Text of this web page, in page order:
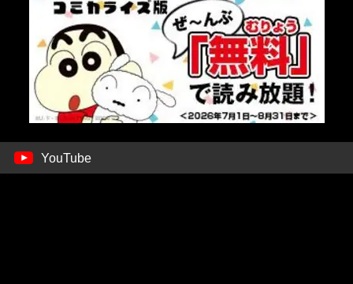
YouTube